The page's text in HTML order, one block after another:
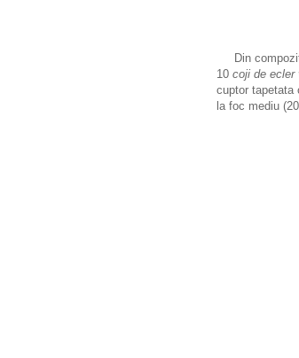
Din
10 coji de ecler
cuptor tapetata
la foc mediu